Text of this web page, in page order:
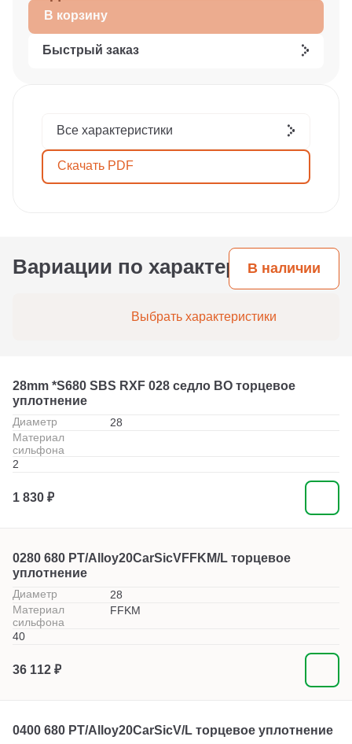
В корзину
Быстрый заказ
Все характеристики
Скачать PDF
Вариации по характеристикам
В наличии
Выбрать характеристики
28mm *S680 SBS RXF 028 седло BO торцевое
уплотнение
Диаметр
28
Материал
сильфона
2
1 830 ₽
0280 680 PT/Alloy20CarSicVFFKM/L торцевое
уплотнение
Диаметр
28
Материал
сильфона
FFKM
40
36 112 ₽
0400 680 PT/Alloy20CarSicV/L торцевое уплотнение